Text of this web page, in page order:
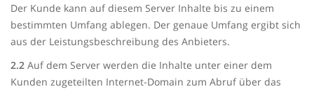
Der Kunde kann auf diesem Server Inhalte bis zu einem
bestimmten Umfang ablegen. Der genaue Umfang ergibt sich
aus der Leistungsbeschreibung des Anbieters.
2.2 Auf dem Server werden die Inhalte unter einer dem
Kunden zugeteilten Internet-Domain zum Abruf über das